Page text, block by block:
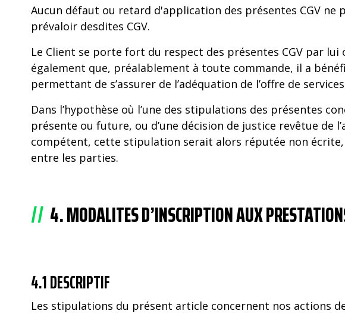
Aucun défaut ou retard d'application des présentes CGV
prévaloir desdites CGV.
Le Client se porte fort du respect des présentes CGV par
également que, préalablement à toute commande, il a
permettant de s’assurer de l’adéquation de l’offre de
Dans l’hypothèse où l’une des stipulations des présentes
présente ou future, ou d’une décision de justice revêtue de
compétent, cette stipulation serait alors réputée non
entre les parties.
4. MODALITES D’INSCRIPTION AUX
4.1 DESCRIPTIF
Les stipulations du présent article concernent nos actions